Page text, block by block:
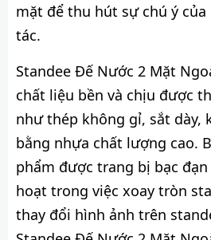
mặt để thu hút sự chú ý của
tác.
Standee Đế Nước 2 Mặt
chất liệu bền và chịu được
như thép không gỉ, sắt dày,
bằng nhựa chất lượng cao.
phẩm được trang bị bạc
hoạt trong việc xoay tròn
thay đổi hình ảnh trên